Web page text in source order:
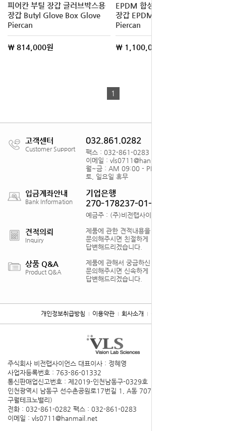
피어칸 부틸 장갑 글러브박스용
장갑 Butyl Glove Box Glove
Piercan
\ 814,000원
EPDM 합성고무 글러브 박스용
장갑 EPDM Glove Box Glove
Piercan
\ 1,100,000원
1
고객센터
Customer Support
032.861.0282
팩스 : 032-861-0283
이메일 : vls0711@hanmail.net
월~금 : AM 09:00 - PM18:00
토, 일요일 휴무
입금계좌안내
Bank Information
기업은행
270-178237-01-012
예금주 : (주)비전랩사이언스
견적의뢰
Inquiry
제품에 관한 견적내용을
문의해주시면 친절하게
답변해드리겠습니다.
상품 Q&A
Product Q&A
제품에 관해서 궁금하신 점을
문의해주시면 신속하게
답변해드리겠습니다.
개인정보취급방침 이용약관 회사소개 찾아오시는 길
주식회사 비전랩사이언스 대표이사 : 정혜영
사업자등록번호 : 763-86-01332
통신판매업신고번호 : 제2019-인천남동구-0329호
인천광역시 남동구 선수촌공원로17번길 1, A동 707호(구월동,
구월테크노밸리)
전화 : 032-861-0282 팩스 : 032-861-0283
이메일 : vls0711@hanmail.net